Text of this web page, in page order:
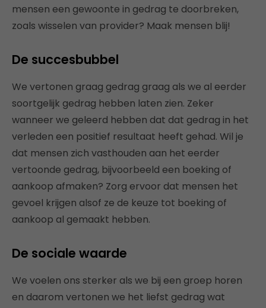
mensen een gewoonte in gedrag te doorbreken,
zoals wisselen van provider? Maak mensen blij!
De succesbubbel
We vertonen graag gedrag graag als we al eerder
soortgelijk gedrag hebben laten zien. Zeker
wanneer we geleerd hebben dat dat gedrag in het
verleden een positief resultaat heeft gehad. Wil je
dat mensen zich vasthouden aan het eerder
vertoonde gedrag, bijvoorbeeld een boeking of
aankoop afmaken? Zorg ervoor dat mensen het
gevoel krijgen alsof ze de keuze tot boeking of
aankoop al gemaakt hebben.
De sociale waarde
We voelen ons sterker als we bij een groep horen
en daarom vertonen we het liefst gedrag wat